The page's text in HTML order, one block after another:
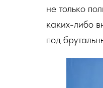
не только
каких-либо
под